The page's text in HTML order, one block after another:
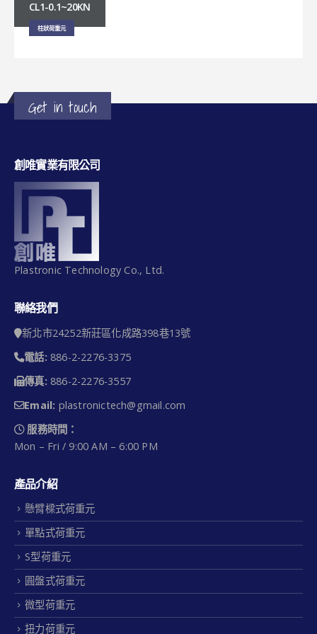
CL1-0.1~20KN
柱狀荷重元
Get in touch
創唯實業有限公司
Plastronic Technology Co., Ltd.
聯絡我們
新北市24252新莊區化成路398巷13號
電話: 886-2-2276-3375
傳真: 886-2-2276-3557
Email: plastronictech@gmail.com
服務時間：
Mon – Fri / 9:00 AM – 6:00 PM
產品介紹
懸臂樑式荷重元
單點式荷重元
S型荷重元
圓盤式荷重元
微型荷重元
扭力荷重元